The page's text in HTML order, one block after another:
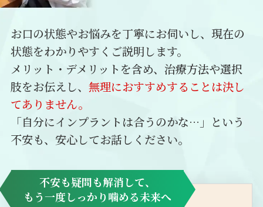
お口の状態やお悩みを丁寧にお伺いし、現在の
状態をわかりやすくご説明します。
メリット・デメリットを含め、治療方法や選択
肢をお伝えし、 無理におすすめすることは決し
てありません。
「自分にインプラントは合うのかな…」という
不安も、安心してお話しください。
不安も疑問も解消して、
もう一度しっかり噛める未来へ